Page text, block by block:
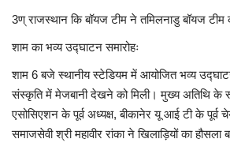
3ण् राजस्थान कि बॉयज टीम ने तमिलनाडु बॉयज टीम
शाम का भव्य उद्घाटन समारोहः
शाम 6 बजे स्थानीय स्टेडियम में आयोजित भव्य
संस्कृति में मेजबानी देखने को मिली। मुख्य अतिथि के
एसोसिएशन के पूर्व अध्यक्ष, बीकानेर यू आई टी के पूर्व
समाजसेवी श्री महावीर रांका ने खिलाड़ियों का हौसला